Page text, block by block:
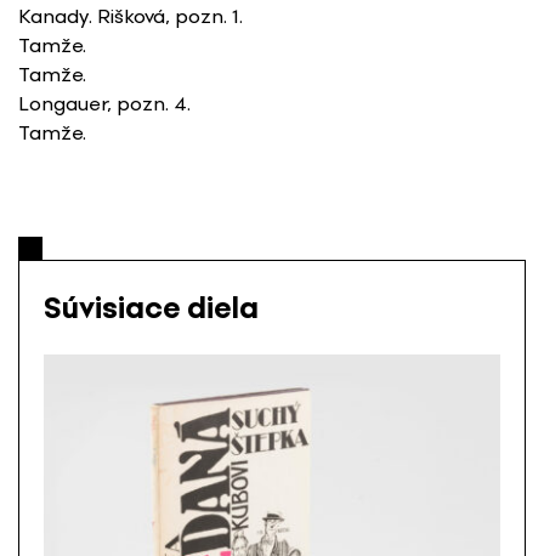
Kanady. Rišková, pozn. 1.
Tamže.
Tamže.
Longauer, pozn. 4.
Tamže.
Súvisiace diela